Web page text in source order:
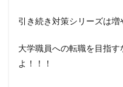
引き続き対策シリーズは増
大学職員への転職を目指
よ！！！